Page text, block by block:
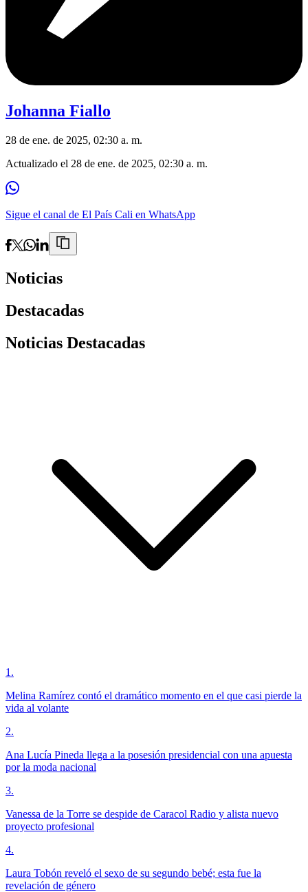
Johanna Fiallo
28 de ene. de 2025, 02:30 a. m.
Actualizado el 28 de ene. de 2025, 02:30 a. m.
Sigue el canal de El País Cali en WhatsApp
Noticias
Destacadas
Noticias Destacadas
1 .
Melina Ramírez contó el dramático momento en el que casi pierde la
vida al volante
2.
Ana Lucía Pineda llega a la posesión presidencial con una apuesta
por la moda nacional
3.
Vanessa de la Torre se despide de Caracol Radio y alista nuevo
proyecto profesional
4.
Laura Tobón reveló el sexo de su segundo bebé; esta fue la
revelación de género